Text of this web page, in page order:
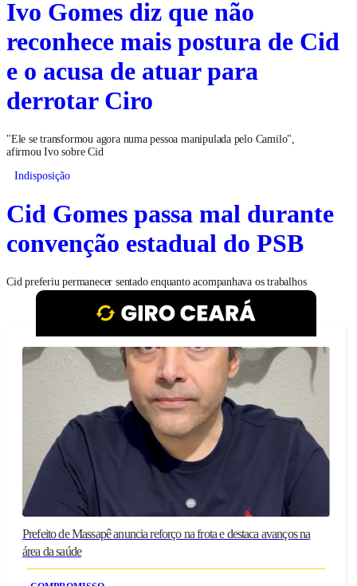
Ivo Gomes diz que não
reconhece mais postura de Cid
e o acusa de atuar para
derrotar Ciro
"Ele se transformou agora numa pessoa manipulada pelo Camilo",
afirmou Ivo sobre Cid
Indisposição
Cid Gomes passa mal durante
convenção estadual do PSB
Cid preferiu permanecer sentado enquanto acompanhava os trabalhos
Prefeito de Massapê anuncia reforço na frota e destaca avanços na
área da saúde